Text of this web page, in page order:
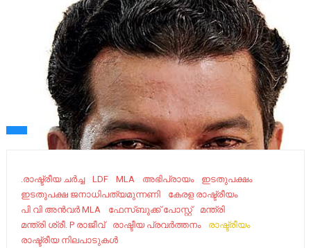
.രാഷ്ട്രീയ ചർച്ച LDF MLA അഭിപ്രായം
ഇടതുപക്ഷം
ഇടതുപക്ഷ ജനാധിപത്യമുന്നണി
കേ​രള രാഷ്ട്രീയം ​
പി വി അൻവർ MLA
ഫേ​സ്ബു​ക്ക് പോ​സ്റ്റ്
മന്ത്രി
മന്ത്രി ശ്രീ. P രാജീവ്
രാഷ്ടീയ പ്രവര്‍ത്തനം
രാഷ്ട്രീയം
രാഷ്ട്രീയ നിലപാടുകൾ